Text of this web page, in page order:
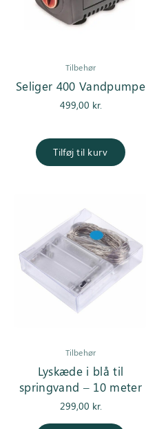
Tilbehør
Seliger 400 Vandpumpe
499,00 kr.
Tilføj til kurv
Tilbehør
Lyskæde i blå til
springvand – 10 meter
299,00 kr.